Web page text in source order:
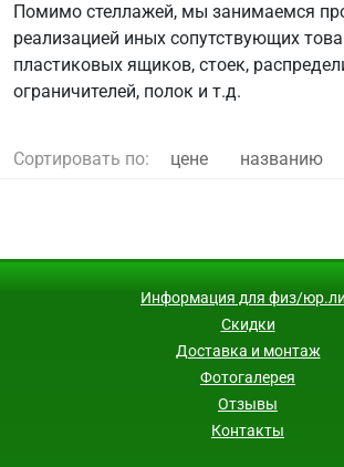
Помимо стеллажей, мы занимаемся
реализацией иных сопутствующих
пластиковых ящиков, стоек,
ограничителей, полок и т.д.
Сортировать по: цене названию
Информация для физ/
Скидки
Доставка и монтаж
Фотогалерея
Отзывы
Контакты